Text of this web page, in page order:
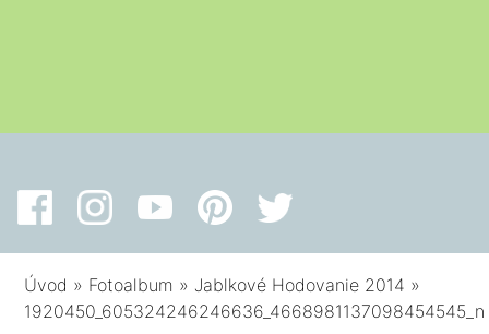
Úvod » Fotoalbum » Jablkové Hodovanie 2014 »
1920450_605324246246636_4668981137098454545_n